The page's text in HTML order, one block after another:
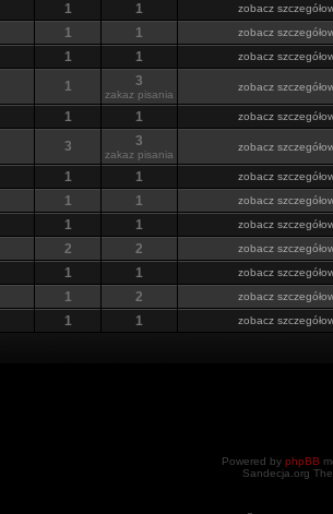
1 1 zobacz
1 1 zobacz
1 1 zobacz
1 3
zakaz pisania
zobacz
1 1 zobacz
3 3
zakaz pisania
zobacz
1 1 zobacz
1 1 zobacz
1 1 zobacz
2 2 zobacz
1 1 zobacz
1 2 zobacz
1 1 zobacz
Powered by phpBB
Sandecja.org